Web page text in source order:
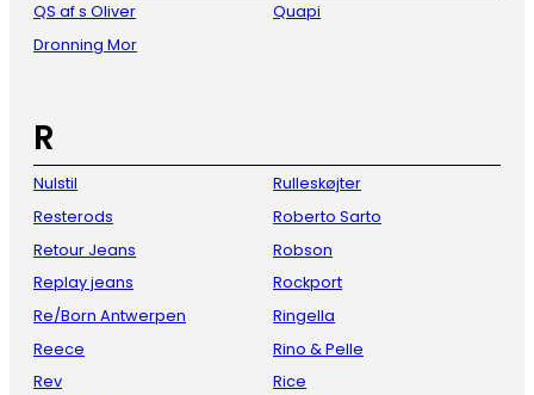
QS af s Oliver
Dronning Mor
Quapi
R
Nulstil
Resterods
Retour Jeans
Replay jeans
Re/Born Antwerpen
Reece
Rev
Rulleskøjter
Roberto Sarto
Robson
Rockport
Ringella
Rino & Pelle
Rice